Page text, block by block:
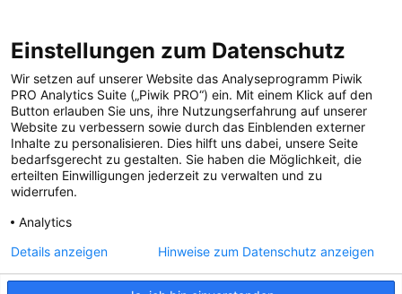
Multimedia
Social Media
PRESSEINFOS
Fotos & Media
Digitale Pressemappen
Patientenaktionen
DKMS SPENDENKONTO
DKMS Donor Center gGmbH
Einstellungen zum Datenschutz
Wir setzen auf unserer Website das Analyseprogramm Piwik
PRO Analytics Suite („Piwik PRO“) ein. Mit einem Klick auf den
Button erlauben Sie uns, ihre Nutzungserfahrung auf unserer
Website zu verbessern sowie durch das Einblenden externer
Inhalte zu personalisieren. Dies hilft uns dabei, unsere Seite
bedarfsgerecht zu gestalten. Sie haben die Möglichkeit, die
erteilten Einwilligungen jederzeit zu verwalten und zu
widerrufen.
Analytics
Details anzeigen Hinweise zum Datenschutz anzeigen